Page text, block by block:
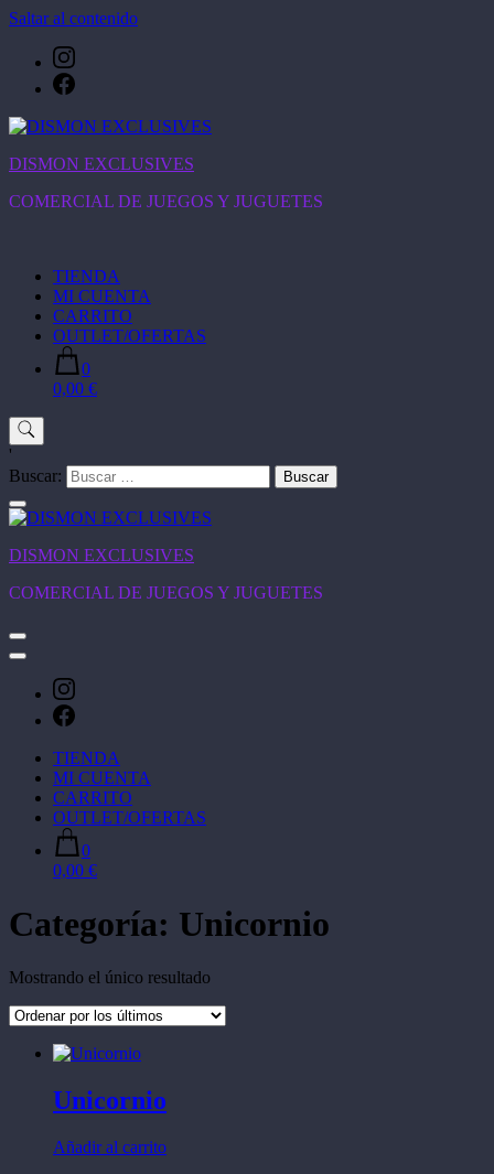
Saltar al contenido
DISMON EXCLUSIVES
COMERCIAL DE JUEGOS Y JUGUETES
TIENDA
MI CUENTA
CARRITO
OUTLET/OFERTAS
0
0,00 €
'
Buscar:
DISMON EXCLUSIVES
COMERCIAL DE JUEGOS Y JUGUETES
TIENDA
MI CUENTA
CARRITO
OUTLET/OFERTAS
0
0,00 €
Categoría: Unicornio
Mostrando el único resultado
Unicornio
Añadir al carrito